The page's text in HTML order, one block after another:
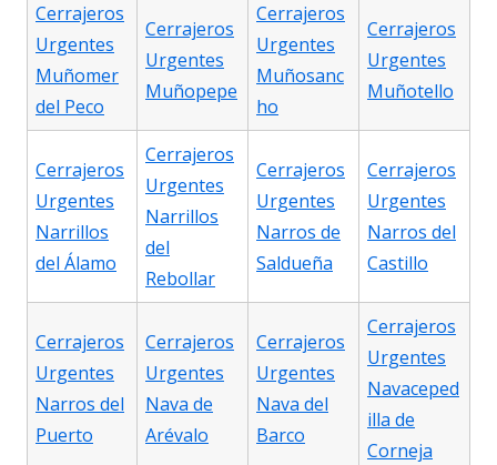
Cerrajeros
Urgentes
Muñomer
del Peco
Cerrajeros
Urgentes
Muñopepe
Cerrajeros
Urgentes
Muñosanc
ho
Cerrajeros
Urgentes
Muñotello
Cerrajeros
Urgentes
Narrillos
del Álamo
Cerrajeros
Urgentes
Narrillos
del
Rebollar
Cerrajeros
Urgentes
Narros de
Saldueña
Cerrajeros
Urgentes
Narros del
Castillo
Cerrajeros
Urgentes
Narros del
Puerto
Cerrajeros
Urgentes
Nava de
Arévalo
Cerrajeros
Urgentes
Nava del
Barco
Cerrajeros
Urgentes
Navaceped
illa de
Corneja